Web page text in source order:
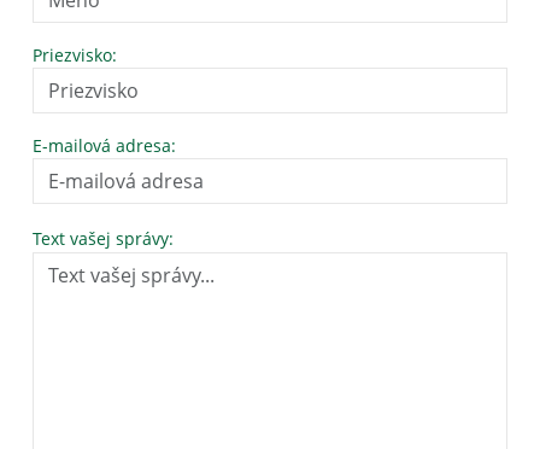
Priezvisko:
E-mailová adresa:
Text vašej správy: